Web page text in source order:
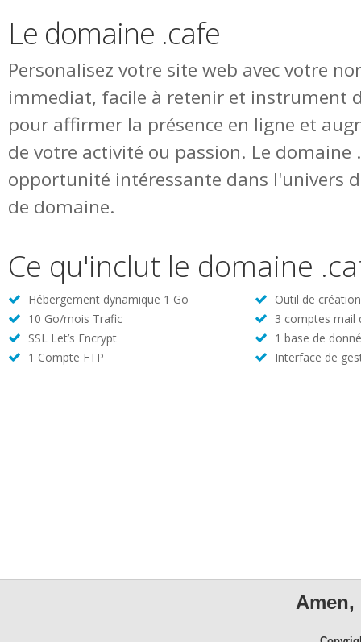
Le domaine .cafe
Personalisez votre site web avec votre
immediat, facile à retenir et instrument
pour affirmer la présence en ligne et
de votre activité ou passion. Le domaine
opportunité intéressante dans l'univers
de domaine.
Ce qu'inclut le domaine
Hébergement dynamique 1 Go
Outil de
10 Go/mois Trafic
3 comptes mail
SSL Let’s Encrypt
1 base de
1 Compte FTP
Interface de